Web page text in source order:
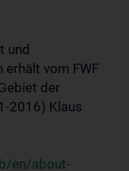
und
erhält vom FWF
der
2016) Klaus
en/about-